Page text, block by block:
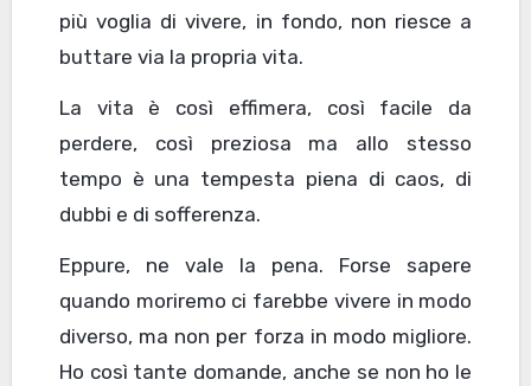
più voglia di vivere, in fondo, non riesce a
buttare via la propria vita.
La vita è così effimera, così facile da
perdere, così preziosa ma allo stesso
tempo è una tempesta piena di caos, di
dubbi e di sofferenza.
Eppure, ne vale la pena. Forse sapere
quando moriremo ci farebbe vivere in modo
diverso, ma non per forza in modo migliore.
Ho così tante domande, anche se non ho le